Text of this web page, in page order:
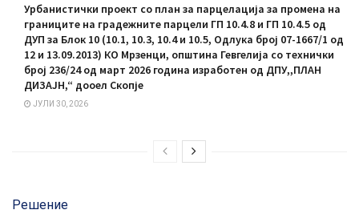
Урбанистички проект со план за парцелација за промена на
границите на градежните парцели ГП 10.4.8 и ГП 10.4.5 од
ДУП за Блок 10 (10.1, 10.3, 10.4 и 10.5, Одлука број 07-1667/1 од
12 и 13.09.2013) КО Мрзенци, општина Гевгелија со технички
број 236/24 од март 2026 година изработен од ДПУ,,ПЛАН
ДИЗАЈН,“ дооел Скопје
ЈУЛИ 30, 2026
Решение